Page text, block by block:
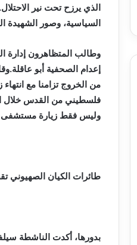
الذي يرزح تحت نير
السياسية، وصور الشهيدة
وطالب المتظاهرون إدارة
إعدام الصحفية أبو
من الخروج تزامنا مع
فلسطيني من القدس خلال
وليس فقط زيارة مستشفى
طائرات الكيان
بدورها، أكدت الناشطة